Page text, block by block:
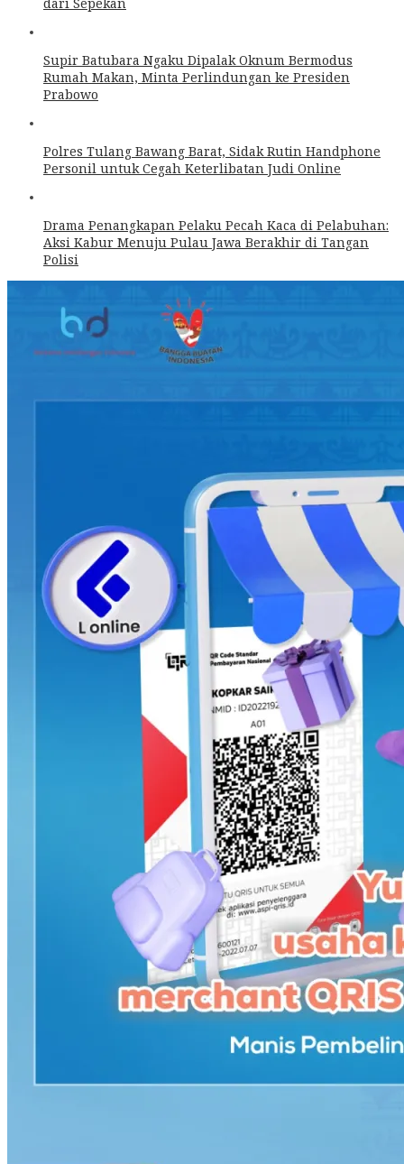
Supir Batubara Ngaku Dipalak Oknum Bermodus
Rumah Makan, Minta Perlindungan ke Presiden
Prabowo
Polres Tulang Bawang Barat, Sidak Rutin Handphone
Personil untuk Cegah Keterlibatan Judi Online
Drama Penangkapan Pelaku Pecah Kaca di Pelabuhan:
Aksi Kabur Menuju Pulau Jawa Berakhir di Tangan
Polisi